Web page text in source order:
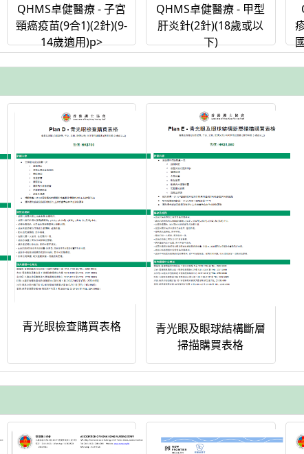
QHMS卓健醫療 - 子宮
頸癌疫苗(9合1)(2針)(9-
14歲適用)p>
QHMS卓健醫療 - 甲型
肝炎針(2針)(18歲或以
下)
青光眼檢查購買表格
青光眼及眼球結構斷層
掃描購買表格